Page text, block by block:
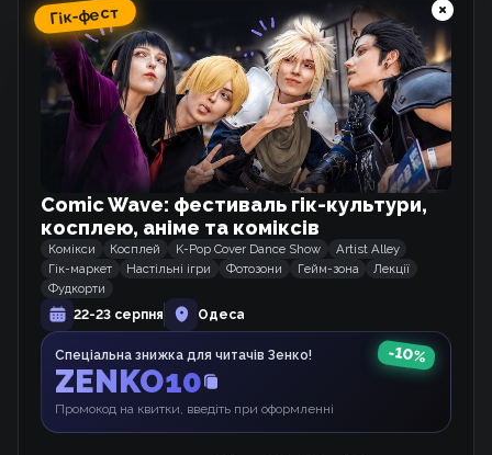
Схожі тайтли
Дочка Зла і Міс Диявол
Маньхва
Я кохаю Емі
Хіба це не тиждень поцілунків Ніджіки?
Манґа
Гік-фест
Comic Wave: фестиваль гік-культури,
косплею, аніме та коміксів
Комікси Косплей K-Pop Cover Dance Show
Artist Alley
Гік-маркет
Настільні ігри Фотозони Гейм-зона
Лекції
Фудкорти
22-23 серпня
Одеса
Спеціальна знижка для читачів Зенко!
ZENKO10
Промокод на квитки, введіть при оформленні
-10%